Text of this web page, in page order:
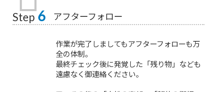
Step 6 アフターフォロー
作業が完了しましてもアフターフォローも万
全の体制。
最終チェック後に発覚した「残り物」なども
遠慮なく御連絡ください。